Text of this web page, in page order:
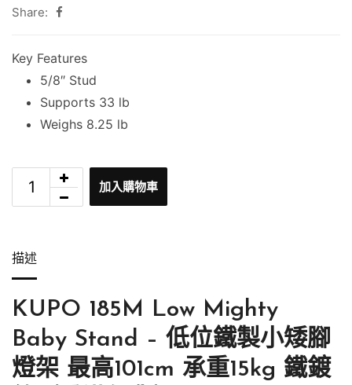
Share:
Key Features
5/8″ Stud
Supports 33 lb
Weighs 8.25 lb
加入購物車
描述
KUPO 185M Low Mighty
Baby Stand – 低位鐵製小矮腳
燈架 最高101cm 承重15kg 鐵鍍